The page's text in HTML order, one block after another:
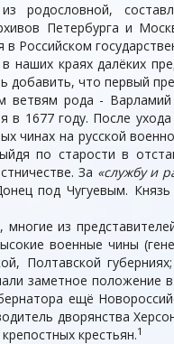
родословной,
Петербурга и
краях далёких
что первый
ветвям рода -
в 1677 году. После
чинах на русской
по старости в
За «службу и
под Чугуевым.
многие из
военные чины
Полтавской
заметное положение
ещё
дворянства
крестьян.1